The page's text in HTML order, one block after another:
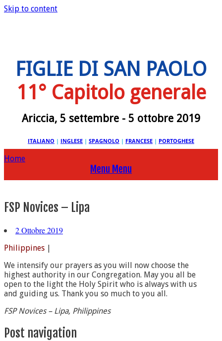
Skip to content
FIGLIE DI SAN PAOLO
11° Capitolo generale
Ariccia, 5 settembre - 5 ottobre 2019
ITALIANO | INGLESE | SPAGNOLO | FRANCESE | PORTOGHESE
Home
Menu Menu
FSP Novices – Lipa
2 Ottobre 2019
Philippines |
We intensify our prayers as you will now choose the
highest authority in our Congregation. May you all be
open to the light the Holy Spirit who is always with us
and guiding us. Thank you so much to you all.
FSP Novices – Lipa, Philippines
Post navigation